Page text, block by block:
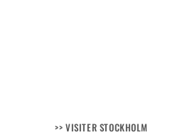
>> VISITER STOCKHOLM